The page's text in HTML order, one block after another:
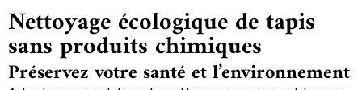
Nettoyage écologique de tapis
sans produits chimiques
Préservez votre santé et l’environnement